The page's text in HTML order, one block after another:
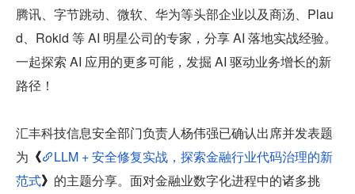
腾讯、字节跳动、微软、华为等头部企业以及商汤、Plau
d、Rokid 等 AI 明星公司的专家，分享 AI 落地实战经验。
一起探索 AI 应用的更多可能，发掘 AI 驱动业务增长的新
路径！
汇丰科技信息安全部门负责人杨伟强已确认出席并发表题
为 《
LLM + 安全修复实战，探索金融行业代码治理的新
范式》 的主题分享。面对金融业数字化进程中的诸多挑